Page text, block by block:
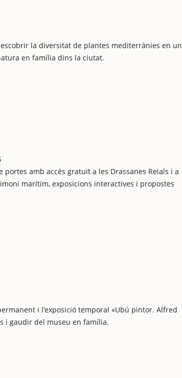
la diversitat de plantes mediterrànies en un
en família dins la ciutat.
amb accés gratuït a les Drassanes Reials i a
marítim, exposicions interactives i propostes
i l’exposició temporal «Ubú pintor. Alfred
i gaudir del museu en família.